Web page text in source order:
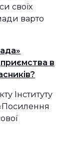
своїх
варто
в
Інституту